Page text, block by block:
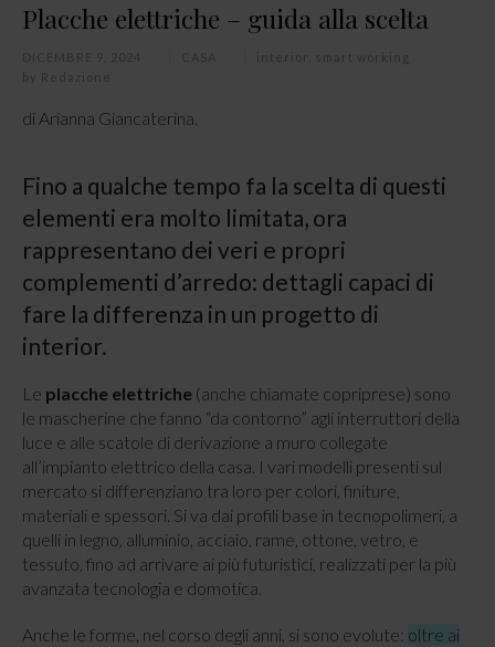
Placche elettriche – guida alla scelta
DICEMBRE 9, 2024 CASA interior
smart working
Redazione
di Arianna Giancaterina.
Fino a qualche tempo fa la scelta di questi
elementi era molto limitata, ora
rappresentano dei veri e propri
complementi d’arredo: dettagli capaci di
fare la differenza in un progetto di
interior.
Le placche elettriche (anche chiamate copriprese) sono
le mascherine che fanno “da contorno” agli interruttori della
luce e alle scatole di derivazione a muro collegate
all’impianto elettrico della casa. I vari modelli presenti sul
mercato si differenziano tra loro per colori, finiture,
materiali e spessori. Si va dai profili base in tecnopolimeri, a
quelli in legno, alluminio, acciaio, rame, ottone, vetro, e
tessuto, fino ad arrivare ai più futuristici, realizzati per la più
avanzata tecnologia e domotica.
Anche le forme, nel corso degli anni, si sono evolute: oltre ai